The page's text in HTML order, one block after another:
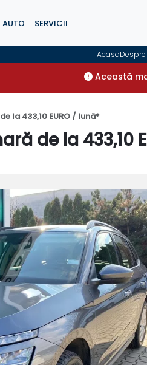
AUTO SERVICII
Acasă
Această
la 433,10 EURO / lună*
de la 433,10